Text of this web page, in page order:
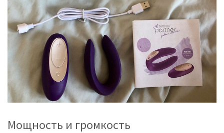
Мощность и громкость